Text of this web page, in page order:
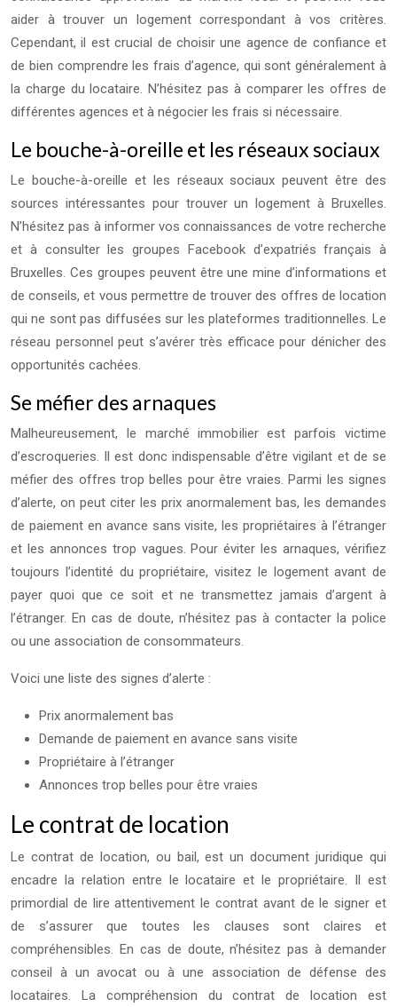
aider à trouver un logement correspondant à vos critères.
Cependant, il est crucial de choisir une agence de confiance et
de bien comprendre les frais d’agence, qui sont généralement à
la charge du locataire. N’hésitez pas à comparer les offres de
différentes agences et à négocier les frais si nécessaire.
Le bouche-à-oreille et les réseaux sociaux
Le bouche-à-oreille et les réseaux sociaux peuvent être des
sources intéressantes pour trouver un logement à Bruxelles.
N’hésitez pas à informer vos connaissances de votre recherche
et à consulter les groupes Facebook d’expatriés français à
Bruxelles. Ces groupes peuvent être une mine d’informations et
de conseils, et vous permettre de trouver des offres de location
qui ne sont pas diffusées sur les plateformes traditionnelles. Le
réseau personnel peut s’avérer très efficace pour dénicher des
opportunités cachées.
Se méfier des arnaques
Malheureusement, le marché immobilier est parfois victime
d’escroqueries. Il est donc indispensable d’être vigilant et de se
méfier des offres trop belles pour être vraies. Parmi les signes
d’alerte, on peut citer les prix anormalement bas, les demandes
de paiement en avance sans visite, les propriétaires à l’étranger
et les annonces trop vagues. Pour éviter les arnaques, vérifiez
toujours l’identité du propriétaire, visitez le logement avant de
payer quoi que ce soit et ne transmettez jamais d’argent à
l’étranger. En cas de doute, n’hésitez pas à contacter la police
ou une association de consommateurs.
Voici une liste des signes d’alerte :
Prix anormalement bas
Demande de paiement en avance sans visite
Propriétaire à l’étranger
Annonces trop belles pour être vraies
Le contrat de location
Le contrat de location, ou bail, est un document juridique qui
encadre la relation entre le locataire et le propriétaire. Il est
primordial de lire attentivement le contrat avant de le signer et
de s’assurer que toutes les clauses sont claires et
compréhensibles. En cas de doute, n’hésitez pas à demander
conseil à un avocat ou à une association de défense des
locataires. La compréhension du contrat de location est